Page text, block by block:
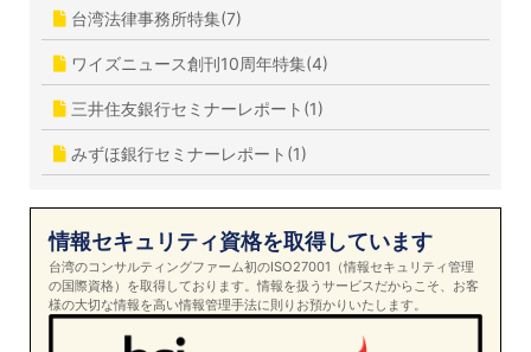
台湾法律事務所特集(7)
ワイズニュース創刊10周年特集(4)
三井住友銀行セミナーレポート(1)
みずほ銀行セミナーレポート(1)
情報セキュリティ資格を取得しています
台湾のコンサルティングファーム初のISO27001（情報セキュリティ管理
の国際資格）を取得しております。情報を扱うサービスだからこそ、お客
様の大切な情報を高い情報管理手法に則りお預かりいたします。